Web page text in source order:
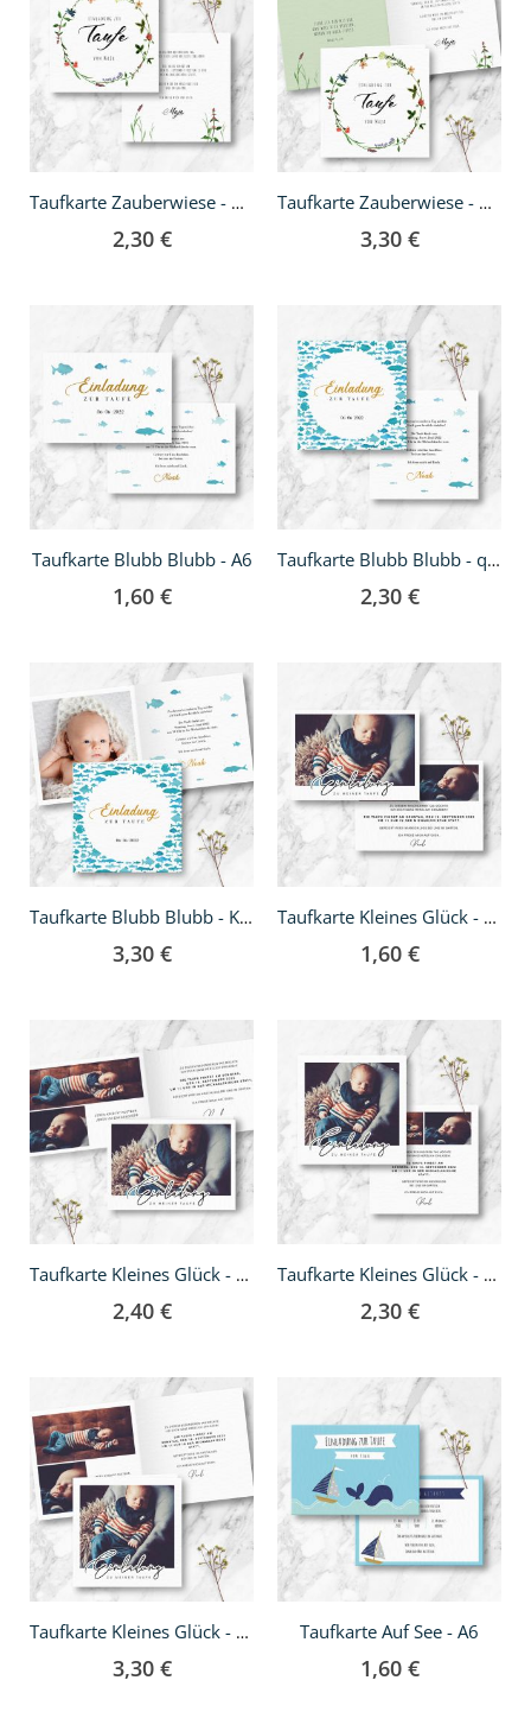
Taufkarte Zauberwiese - quadratisch
2,30 €
Taufkarte Zauberwiese - Klappkarte quadratisch
3,30 €
Taufkarte Blubb Blubb - A6
1,60 €
Taufkarte Blubb Blubb - quadratisch
2,30 €
Taufkarte Blubb Blubb - Klappkarte quadratisch
3,30 €
Taufkarte Kleines Glück - A6
1,60 €
Taufkarte Kleines Glück - A6 Klappkarte
2,40 €
Taufkarte Kleines Glück - quadratisch
2,30 €
Taufkarte Kleines Glück - Klappkarte quadratisch
3,30 €
Taufkarte Auf See - A6
1,60 €